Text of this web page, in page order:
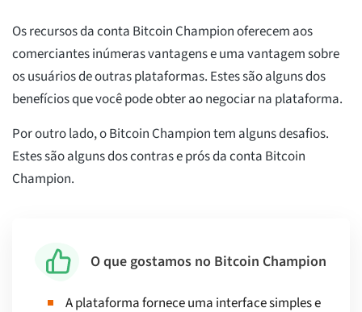
Os recursos da conta Bitcoin Champion oferecem aos
comerciantes inúmeras vantagens e uma vantagem sobre
os usuários de outras plataformas. Estes são alguns dos
benefícios que você pode obter ao negociar na plataforma.
Por outro lado, o Bitcoin Champion tem alguns desafios.
Estes são alguns dos contras e prós da conta Bitcoin
Champion.
O que gostamos no Bitcoin Champion
A plataforma fornece uma interface simples e